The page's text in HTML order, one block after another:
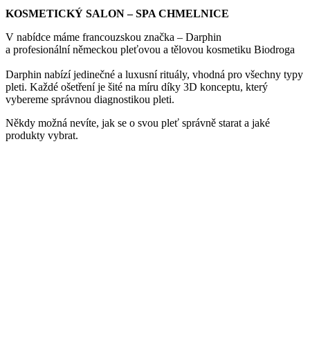
KOSMETICKÝ SALON – SPA CHMELNICE
V nabídce máme francouzskou značka – Darphin
a profesionální německou pleťovou a tělovou kosmetiku Biodroga
Darphin nabízí jedinečné a luxusní rituály, vhodná pro všechny typy
pleti. Každé ošetření je šité na míru díky 3D konceptu, který
vybereme správnou diagnostikou pleti.
Někdy možná nevíte, jak se o svou pleť správně starat a jaké
produkty vybrat.